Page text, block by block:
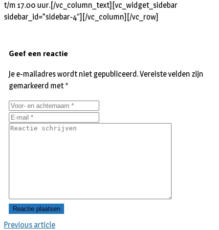
t/m 17.00 uur.[/vc_column_text][vc_widget_sidebar
sidebar_id=”sidebar-4″][/vc_column][/vc_row]
Previous article
Geef een reactie
Je e-mailadres wordt niet gepubliceerd.Vereiste velden zijn
gemarkeerd met *